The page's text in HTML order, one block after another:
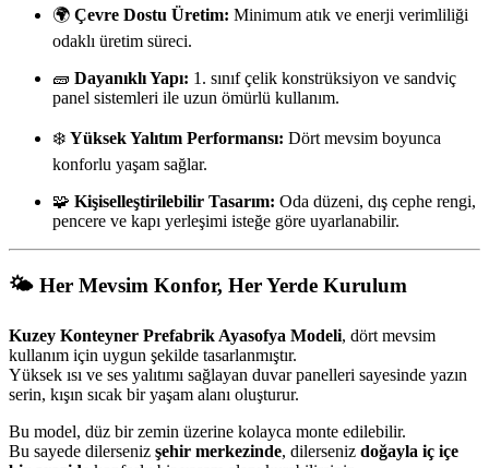
🌍 Çevre Dostu Üretim: Minimum atık ve enerji verimliliği
odaklı üretim süreci.
🧱 Dayanıklı Yapı: 1. sınıf çelik konstrüksiyon ve sandviç
panel sistemleri ile uzun ömürlü kullanım.
❄️ Yüksek Yalıtım Performansı: Dört mevsim boyunca
konforlu yaşam sağlar.
🧩 Kişiselleştirilebilir Tasarım: Oda düzeni, dış cephe rengi,
pencere ve kapı yerleşimi isteğe göre uyarlanabilir.
🌤️ Her Mevsim Konfor, Her Yerde Kurulum
Kuzey Konteyner Prefabrik Ayasofya Modeli, dört mevsim
kullanım için uygun şekilde tasarlanmıştır.
Yüksek ısı ve ses yalıtımı sağlayan duvar panelleri sayesinde yazın
serin, kışın sıcak bir yaşam alanı oluşturur.
Bu model, düz bir zemin üzerine kolayca monte edilebilir.
Bu sayede dilerseniz şehir merkezinde, dilerseniz doğayla iç içe